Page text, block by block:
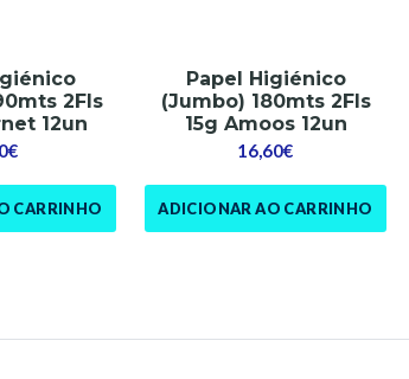
2Fls
12un
CARRINHO
Papel Higiénico
(Jumbo) 180mts 2Fls
15g Amoos 12un
16,60€
ADICIONAR AO CARRINHO